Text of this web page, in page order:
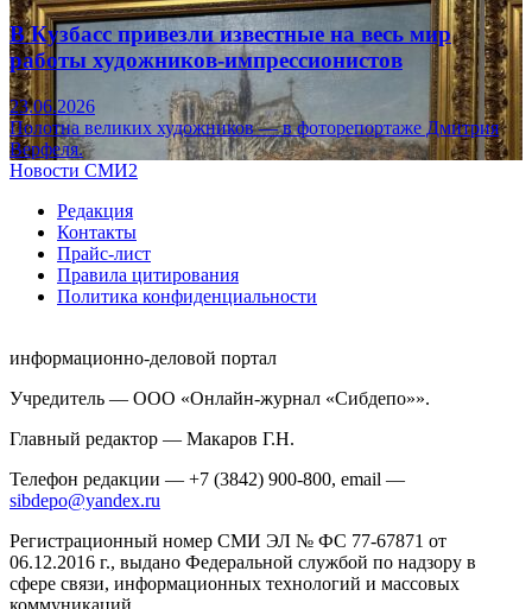
В Кузбасс привезли известные на весь мир
работы художников-импрессионистов
23.06.2026
Полотна великих художников — в фоторепортаже Дмитрия
Верфеля.
Новости СМИ2
Редакция
Контакты
Прайс-лист
Правила цитирования
Политика конфиденциальности
информационно-деловой портал
Учредитель — ООО «Онлайн-журнал «Сибдепо»».
Главный редактор — Макаров Г.Н.
Телефон редакции — +7 (3842) 900-800, email —
sibdepo@yandex.ru
Регистрационный номер СМИ ЭЛ № ФС 77-67871 от
06.12.2016 г., выдано Федеральной службой по надзору в
сфере связи, информационных технологий и массовых
коммуникаций